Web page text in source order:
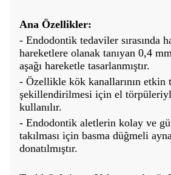
Ana Özellikler:
- Endodontik tedaviler sırasında
hareketlere olanak tanıyan 0,4
aşağı hareketle tasarlanmıştır.
- Özellikle kök kanallarının etkin
şekillendirilmesi için el
kullanılır.
- Endodontik aletlerin kolay ve
takılması için basma düğmeli
donatılmıştır.